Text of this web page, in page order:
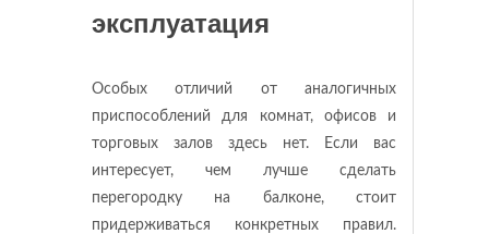
эксплуатация
Особых отличий от аналогичных
приспособлений для комнат, офисов и
торговых залов здесь нет. Если вас
интересует, чем лучше сделать
перегородку на балконе, стоит
придерживаться конкретных правил.